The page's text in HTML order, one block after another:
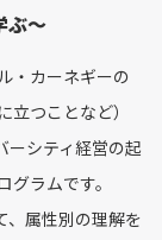
ぶ～
・カーネギーの
つことなど）
ーシティ経営の起
ラムです。
、属性別の理解を